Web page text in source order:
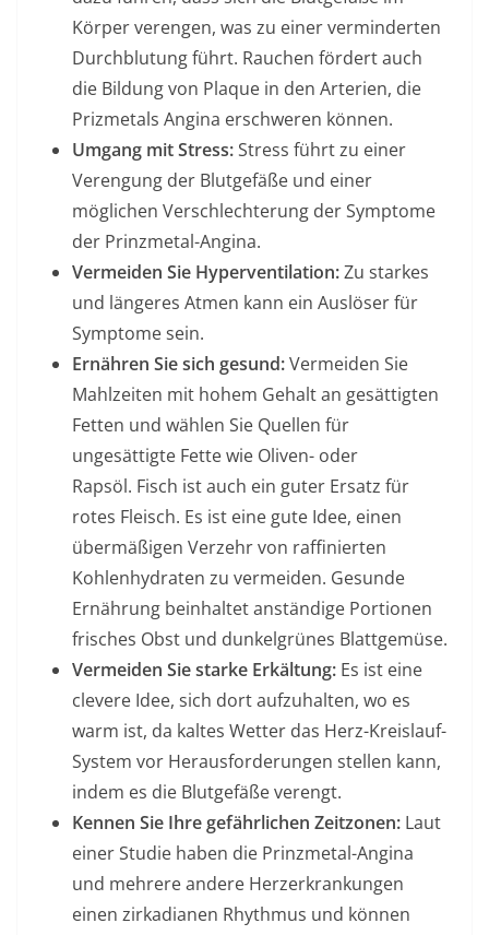
Körper verengen, was zu einer verminderten
Durchblutung führt. Rauchen fördert auch
die Bildung von Plaque in den Arterien, die
Prizmetals Angina erschweren können.
Umgang mit Stress:Stress führt zu einer
Verengung der Blutgefäße und einer
möglichen Verschlechterung der Symptome
der Prinzmetal-Angina.
Vermeiden Sie Hyperventilation:Zu starkes
und längeres Atmen kann ein Auslöser für
Symptome sein.
Ernähren Sie sich gesund:Vermeiden Sie
Mahlzeiten mit hohem Gehalt an gesättigten
Fetten und wählen Sie Quellen für
ungesättigte Fette wie Oliven- oder
Rapsöl. Fisch ist auch ein guter Ersatz für
rotes Fleisch. Es ist eine gute Idee, einen
übermäßigen Verzehr von raffinierten
Kohlenhydraten zu vermeiden. Gesunde
Ernährung beinhaltet anständige Portionen
frisches Obst und dunkelgrünes Blattgemüse.
Vermeiden Sie starke Erkältung: Es ist eine
clevere Idee, sich dort aufzuhalten, wo es
warm ist, da kaltes Wetter das Herz-Kreislauf-
System vor Herausforderungen stellen kann,
indem es die Blutgefäße verengt.
Kennen Sie Ihre gefährlichen Zeitzonen: Laut
einer Studie haben die Prinzmetal-Angina
und mehrere andere Herzerkrankungen
einen zirkadianen Rhythmus und können